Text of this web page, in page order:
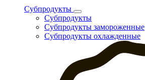
Субпродукты
Субпродукты
Субпродукты замороженные
Субпродукты охлажденные